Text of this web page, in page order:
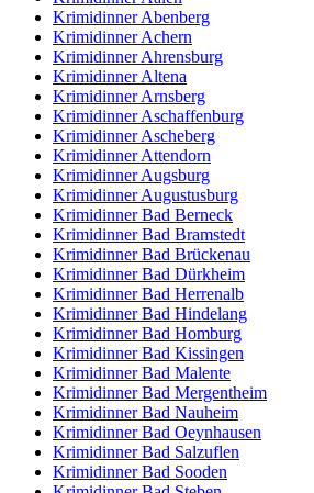
Krimidinner Abenberg
Krimidinner Achern
Krimidinner Ahrensburg
Krimidinner Altena
Krimidinner Arnsberg
Krimidinner Aschaffenburg
Krimidinner Ascheberg
Krimidinner Attendorn
Krimidinner Augsburg
Krimidinner Augustusburg
Krimidinner Bad Berneck
Krimidinner Bad Bramstedt
Krimidinner Bad Brückenau
Krimidinner Bad Dürkheim
Krimidinner Bad Herrenalb
Krimidinner Bad Hindelang
Krimidinner Bad Homburg
Krimidinner Bad Kissingen
Krimidinner Bad Malente
Krimidinner Bad Mergentheim
Krimidinner Bad Nauheim
Krimidinner Bad Oeynhausen
Krimidinner Bad Salzuflen
Krimidinner Bad Sooden